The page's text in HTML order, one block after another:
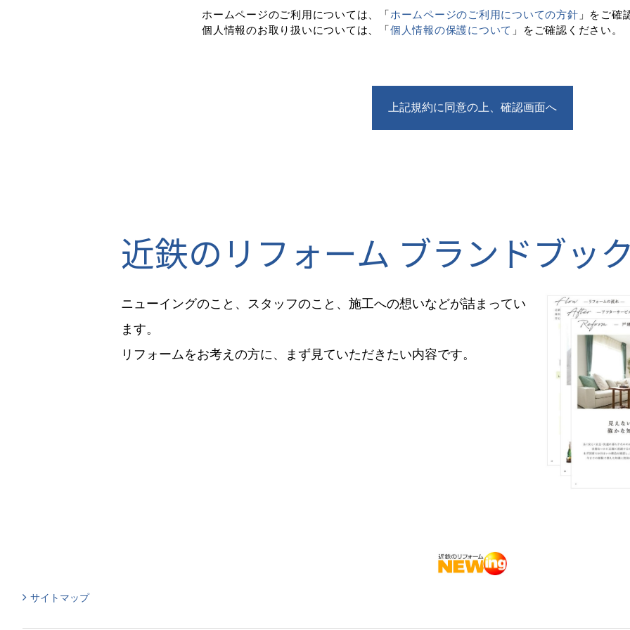
近鉄のリフォーム ブランドブッ
ニューイングのこと、スタッフのこと、施工への想いなどが詰まってい
ます。
リフォームをお考えの方に、まず見ていただきたい内容です。
サイトマップ